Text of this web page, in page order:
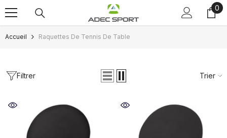
Passer au contenu 0
0
Accueil Raquettes De Tennis De Table
Filtrer Trier